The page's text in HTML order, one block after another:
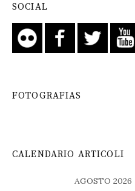
SOCIAL
FOTOGRAFIAS
CALENDARIO ARTICOLI
AGOSTO 2026